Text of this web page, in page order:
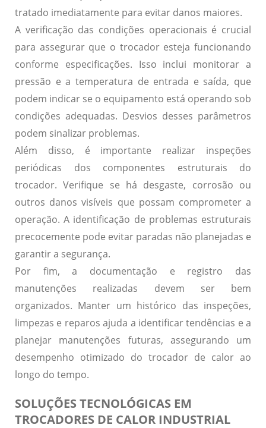
tratado imediatamente para evitar danos maiores.
A verificação das condições operacionais é crucial
para assegurar que o trocador esteja funcionando
conforme especificações. Isso inclui monitorar a
pressão e a temperatura de entrada e saída, que
podem indicar se o equipamento está operando sob
condições adequadas. Desvios desses parâmetros
podem sinalizar problemas.
Além disso, é importante realizar inspeções
periódicas dos componentes estruturais do
trocador. Verifique se há desgaste, corrosão ou
outros danos visíveis que possam comprometer a
operação. A identificação de problemas estruturais
precocemente pode evitar paradas não planejadas e
garantir a segurança.
Por fim, a documentação e registro das
manutenções realizadas devem ser bem
organizados. Manter um histórico das inspeções,
limpezas e reparos ajuda a identificar tendências e a
planejar manutenções futuras, assegurando um
desempenho otimizado do trocador de calor ao
longo do tempo.
SOLUÇÕES TECNOLÓGICAS EM
TROCADORES DE CALOR INDUSTRIAL